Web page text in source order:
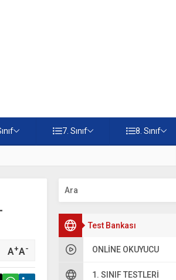
7. Sınıf 8. Sınıf
Test Bankası
ONLINE OKUYUCU
1. SINIF TESTLERI
A+A-